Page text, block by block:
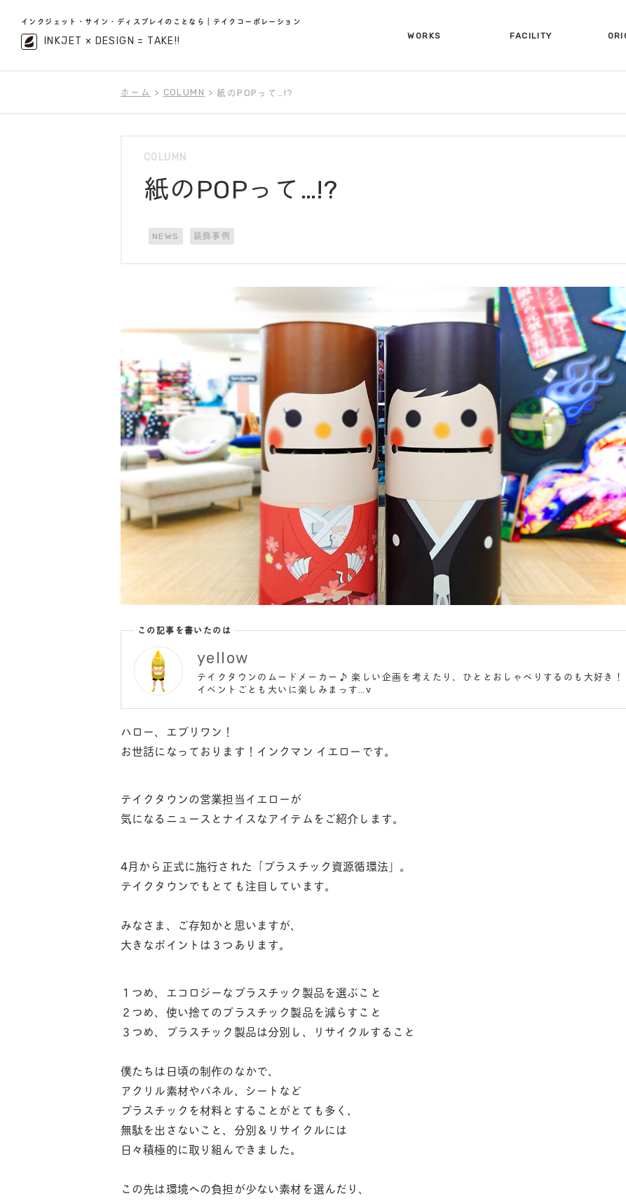
インクジェット・サイン・ディスプレイのことなら｜テイクコーポレーション
INKJET × DESIGN = TAKE!!
WORKS
FACILITY
ホーム COLUMN 紙のPOPって…!?
COLUMN
紙のPOPって…!?
NEWS 装飾事例
この記事を書いたのは
yellow
テイクタウンのムードメーカー♪ 楽しい企画を考えたり、ひととおしゃべりするのも大好き！
イベントごとも大いに楽しみまっす…v
ハロー、エブリワン！
お世話になっております！インクマン イエローです。
テイクタウンの営業担当イエローが
気になるニュースとナイスなアイテムをご紹介します。
4月から正式に施行された「プラスチック資源循環法」。
テイクタウンでもとても注目しています。
みなさま、ご存知かと思いますが、
大きなポイントは３つあります。
１つめ、エコロジーなプラスチック製品を選ぶこと
２つめ、使い捨てのプラスチック製品を減らすこと
３つめ、プラスチック製品は分別し、リサイクルすること
僕たちは日頃の制作のなかで、
アクリル素材やパネル、シートなど
プラスチックを材料とすることがとても多く、
無駄を出さないこと、分別＆リサイクルには
日々積極的に取り組んできました。
この先は環境への負担が少ない素材を選んだり、